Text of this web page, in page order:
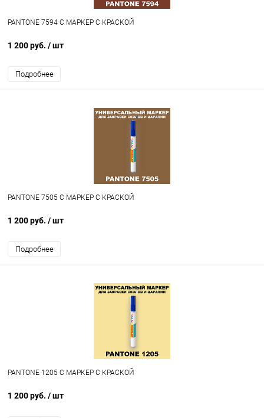
PANTONE 7594 C МАРКЕР С КРАСКОЙ
1 200 руб. / шт
Подробнее
PANTONE 7505 C МАРКЕР С КРАСКОЙ
1 200 руб. / шт
Подробнее
PANTONE 1205 C МАРКЕР С КРАСКОЙ
1 200 руб. / шт